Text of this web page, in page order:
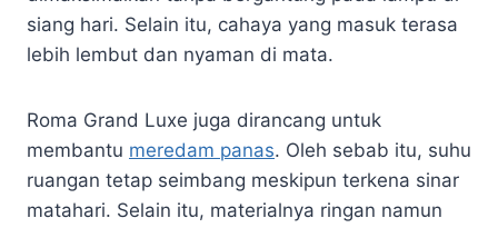
siang hari. Selain itu, cahaya yang masuk terasa
lebih lembut dan nyaman di mata.
Roma Grand Luxe juga dirancang untuk
membantu meredam panas. Oleh sebab itu, suhu
ruangan tetap seimbang meskipun terkena sinar
matahari. Selain itu, materialnya ringan namun